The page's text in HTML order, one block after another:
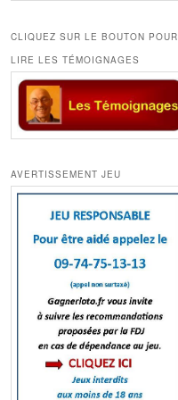
CLIQUEZ SUR LE BOUTON POUR
LIRE LES TÉMOIGNAGES
AVERTISSEMENT JEU